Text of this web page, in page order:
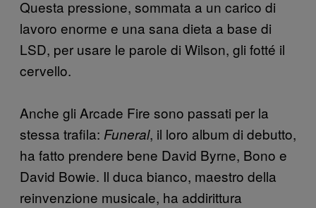
Questa pressione, sommata a un carico di
lavoro enorme e una sana dieta a base di
LSD, per usare le parole di Wilson, gli fotté il
cervello.
Anche gli Arcade Fire sono passati per la
stessa trafila: Funeral, il loro album di debutto,
ha fatto prendere bene David Byrne, Bono e
David Bowie. Il duca bianco, maestro della
reinvenzione musicale, ha addirittura